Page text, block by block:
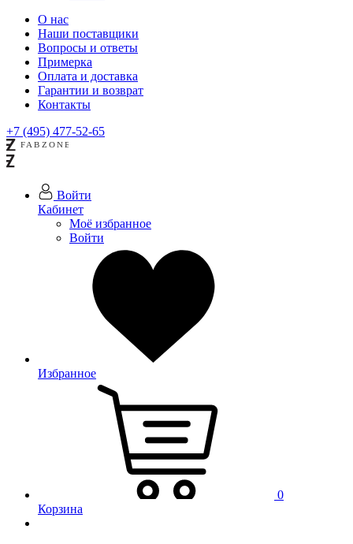
О нас
Наши поставщики
Вопросы и ответы
Примерка
Оплата и доставка
Гарантии и возврат
Контакты
+7 (495) 477-52-65
Войти
Кабинет
Моё избранное
Войти
Избранное
0
Корзина